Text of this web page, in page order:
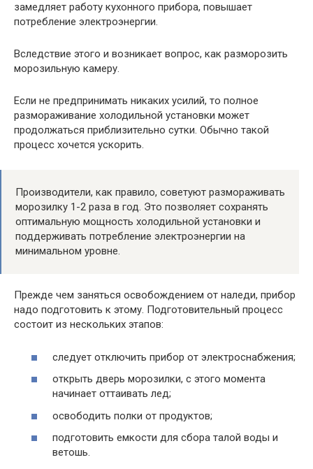
замедляет работу кухонного прибора, повышает
потребление электроэнергии.
Вследствие этого и возникает вопрос, как разморозить
морозильную камеру.
Если не предпринимать никаких усилий, то полное
размораживание холодильной установки может
продолжаться приблизительно сутки. Обычно такой
процесс хочется ускорить.
Производители, как правило, советуют размораживать
морозилку 1-2 раза в год. Это позволяет сохранять
оптимальную мощность холодильной установки и
поддерживать потребление электроэнергии на
минимальном уровне.
Прежде чем заняться освобождением от наледи, прибор
надо подготовить к этому. Подготовительный процесс
состоит из нескольких этапов:
следует отключить прибор от электроснабжения;
открыть дверь морозилки, с этого момента
начинает оттаивать лед;
освободить полки от продуктов;
подготовить емкости для сбора талой воды и
ветошь.